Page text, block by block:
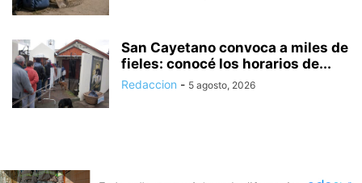
San Cayetano convoca a miles de
fieles: conocé los horarios de...
Redaccion - 5 agosto, 2026